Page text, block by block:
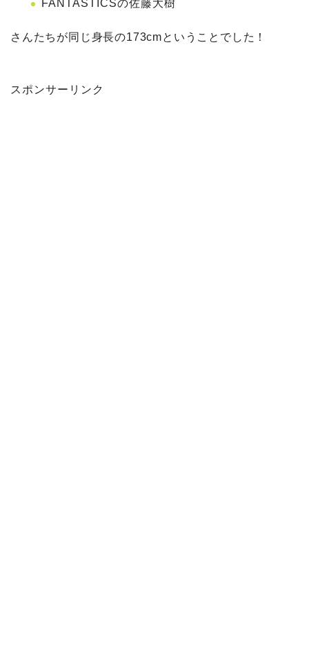
FANTASTICSの佐藤大樹
さんたちが同じ身長の173cmということでした！
スポンサーリンク